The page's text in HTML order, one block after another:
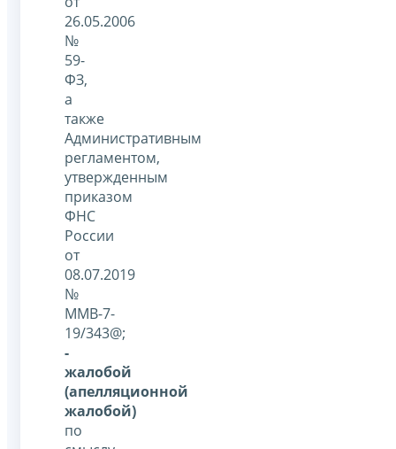
26.05.2006
№
59-
ФЗ,
а
также
Административным
регламентом,
утвержденным
приказом
ФНС
России
от
08.07.2019
№
ММВ-7-
19/343@;
-
жалобой
(апелляционной
жалобой)
по